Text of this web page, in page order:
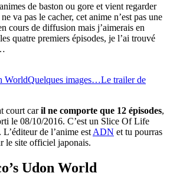
de baston ou gore et vient regarder
va pas le cacher, cet anime n’est pas une
cours de diffusion mais j’aimerais en
quatre premiers épisodes, je l’ai trouvé
WorldQuelques images…Le trailer de
court caril ne comporte que 12 épisodes,
le 08/10/2016. C’est un Slice Of Life
de l’anime est ADN et tu pourras
le site officiel japonais.
Udon World